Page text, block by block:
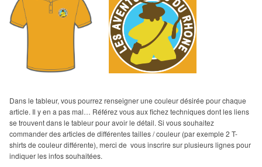
Dans le tableur, vous pourrez renseigner une couleur désirée pour chaque
article. Il y en a pas mal… Référez vous aux fichez techniques dont les liens
se trouvent dans le tableur pour avoir le détail. Si vous souhaitez
commander des articles de différentes tailles / couleur (par exemple 2 T-
shirts de couleur différente), merci de vous inscrire sur plusieurs lignes pour
indiquer les infos souhaitées.